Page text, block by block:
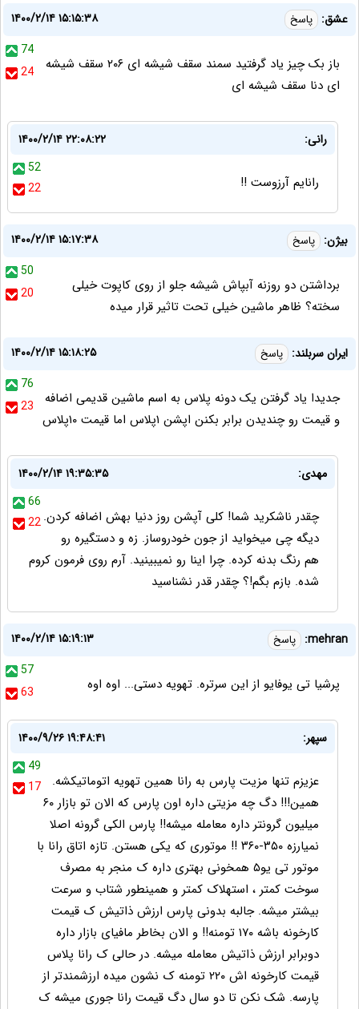
عشق: پاسخ
۱۴۰۰/۲/۱۴ ۱۵:۱۵:۳۸
74
24
باز بک چیز یاد گرفتید سمند سقف شیشه ای ۲۰۶ سقف شیشه
ای دنا سقف شیشه ای
رانی:
۱۴۰۰/۲/۱۴ ۲۲:۰۸:۲۲
52
22
رانایم آرزوست !!
بیژن: پاسخ
۱۴۰۰/۲/۱۴ ۱۵:۱۷:۳۸
50
20
برداشتن دو روزنه آبپاش شیشه جلو از روی کاپوت خیلی
سخته؟ ظاهر ماشین خیلی تحت تاثیر قرار میده
ایران سربلند: پاسخ
۱۴۰۰/۲/۱۴ ۱۵:۱۸:۲۵
76
23
جدیدا یاد گرفتن یک دونه پلاس به اسم ماشین قدیمی اضافه
و قیمت رو چندیدن برابر بکنن اپشن ۱پلاس اما قیمت ۱۰پلاس
مهدی:
۱۴۰۰/۲/۱۴ ۱۹:۳۵:۳۵
66
22چقدر ناشکرید شما! کلی آپشن روز دنیا بهش اضافه کردن.
دیگه چی میخواید از جون خودروساز. زه و دستگیره رو
هم رنگ بدنه کرده. چرا اینا رو نمیبینید. آرم روی فرمون کروم
شده. بازم بگم!؟ چقدر قدر نشناسید
mehran: پاسخ
۱۴۰۰/۲/۱۴ ۱۵:۱۹:۱۳
57
63
پرشیا تی یوفایو از این سرتره. تهویه دستی... اوه اوه
سپهر:
۱۴۰۰/۹/۲۶ ۱۹:۴۸:۴۱
49
17
عزیزم تنها مزیت پارس به رانا همین تهویه اتوماتیکشه.
همین!!! دگ چه مزیتی داره اون پارس که الان تو بازار ۶۰
میلیون گرونتر داره معامله میشه!! پارس الکی گرونه اصلا
نمیارزه ۳۵۰-۳۶۰ !! موتوری که یکی هستن. تازه اتاق رانا با
موتور تی یو۵ همخونی بهتری داره ک منجر به مصرف
سوخت کمتر ، استهلاک کمتر و همینطور شتاب و سرعت
بیشتر میشه. جالبه بدونی پارس ارزش ذاتیش ک قیمت
کارخونه باشه ۱۷۰ تومنه!! و الان بخاطر مافیای بازار داره
دوبرابر ارزش ذاتیش معامله میشه. در حالی ک رانا پلاس
قیمت کارخونه اش ۲۲۰ تومنه ک نشون میده ارزشمندتر از
پارسه. شک نکن تا دو سال دگ قیمت رانا جوری میشه ک